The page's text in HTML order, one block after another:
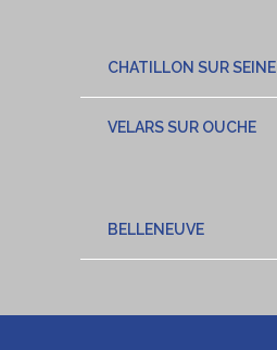
CHATILLON SUR SEINE
VELARS SUR OUCHE
BELLENEUVE